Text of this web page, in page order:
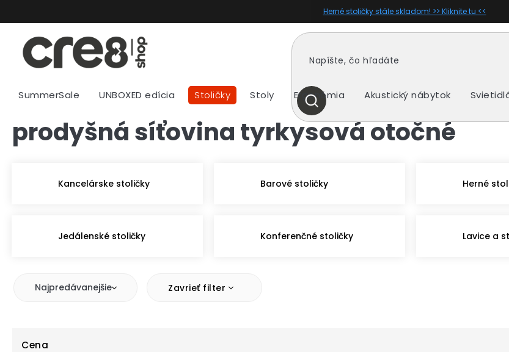
Herné stoličky stále skladom! >> Kliknite tu <<
HĽADAŤ
SummerSale UNBOXED edícia Stoličky Stoly Ergonómia Akustický nábytok
prodyšná síťovina tyrkysová otočné
Kancelárske stoličky Barové stoličky Herné
Jedálenské stoličky Konferenčné stoličky Lavice a
Najpredávanejšie Zavrieť filter
Cena